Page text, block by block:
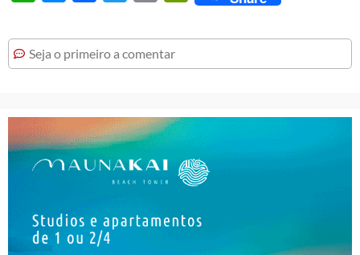
Seja o primeiro a comentar